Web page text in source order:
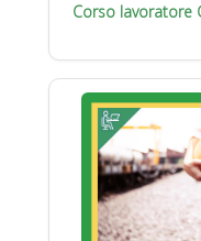
Corso lavoratore